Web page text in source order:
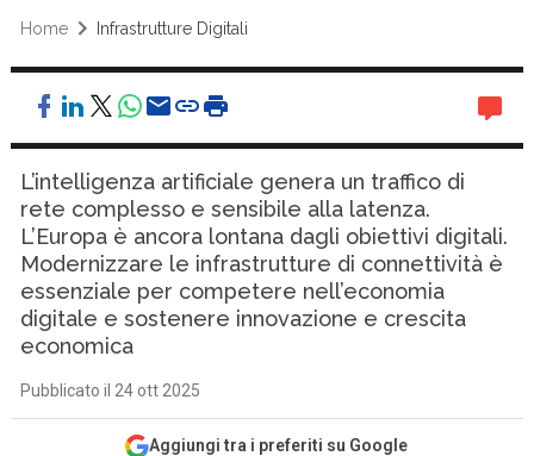
Home Infrastrutture Digitali
L’intelligenza artificiale genera un traffico di
rete complesso e sensibile alla latenza.
L’Europa è ancora lontana dagli obiettivi digitali.
Modernizzare le infrastrutture di connettività è
essenziale per competere nell’economia
digitale e sostenere innovazione e crescita
economica
Pubblicato il 24 ott 2025
Aggiungi tra i preferiti su Google